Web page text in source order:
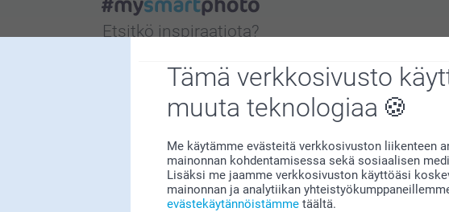
Tämä verkkosivusto
muuta teknologiaa
Me käytämme evästeitä verkkosivuston liikenteen
mainonnan kohdentamisessa sekä sosiaalisen
Lisäksi me jaamme verkkosivuston käyttöäsi
mainonnan ja analytiikan
evästekäytännöistämme täältä.
Etsitkö inspiraatiota?
Olemme täällä sinun vuoksesi